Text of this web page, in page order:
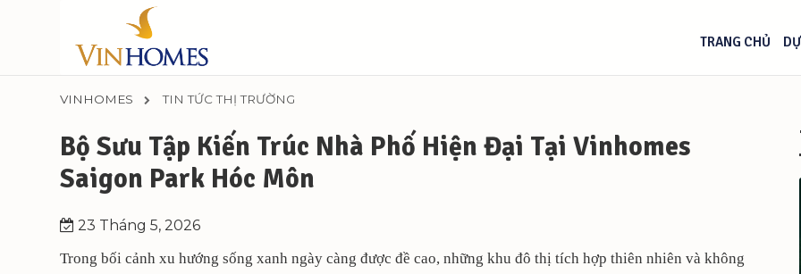
TRANG CHỦ
VINHOMES TIN TỨC THỊ TRƯỜNG
Bộ Sưu Tập Kiến Trúc Nhà Phố Hiện Đại Tại Vinhomes
Saigon Park Hóc Môn
23 Tháng 5, 2026
Trong bối cảnh xu hướng sống xanh ngày càng được đề cao, những khu đô thị tích hợp thiên nhiên và không